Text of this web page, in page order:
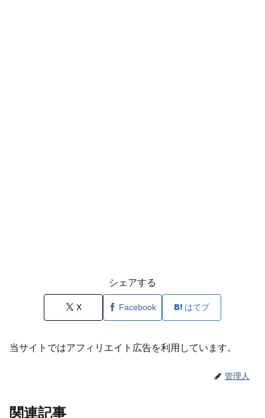
シェアする
X Facebook はてブ
当サイトではアフィリエイト広告を利用しています。
管理人
関連記事